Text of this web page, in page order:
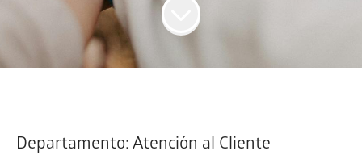
Departamento: Atención al Cliente